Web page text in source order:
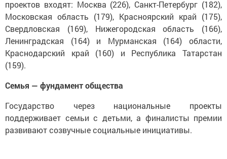
Московская область (179), Красноярский край (175),
Свердловская (169), Нижегородская область (166),
Ленинградская (164) и Мурманская (164) области,
Краснодарский край (160) и Республика Татарстан
(159).
поддерживает семьи с детьми, а финалисты премии
развивают созвучные социальные инициативы.